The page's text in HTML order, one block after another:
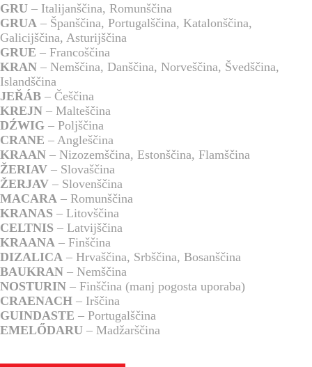
GRU – Italijanščina, Romunščina
GRUA – Španščina, Portugalščina, Katalonščina,
Galicijščina, Asturijščina
GRUE – Francoščina
KRAN – Nemščina, Danščina, Norveščina, Švedščina,
Islandščina
JEŘÁB – Češčina
KREJN – Malteščina
DŹWIG – Poljščina
CRANE – Angleščina
KRAAN – Nizozemščina, Estonščina, Flamščina
ŽERIAV – Slovaščina
ŽERJAV – Slovenščina
MACARA – Romunščina
KRANAS – Litovščina
CELTNIS – Latvijščina
KRAANA – Finščina
DIZALICA – Hrvaščina, Srbščina, Bosanščina
BAUKRAN – Nemščina
NOSTURIN – Finščina (manj pogosta uporaba)
CRAENACH – Irščina
GUINDASTE – Portugalščina
EMELŐDARU – Madžarščina